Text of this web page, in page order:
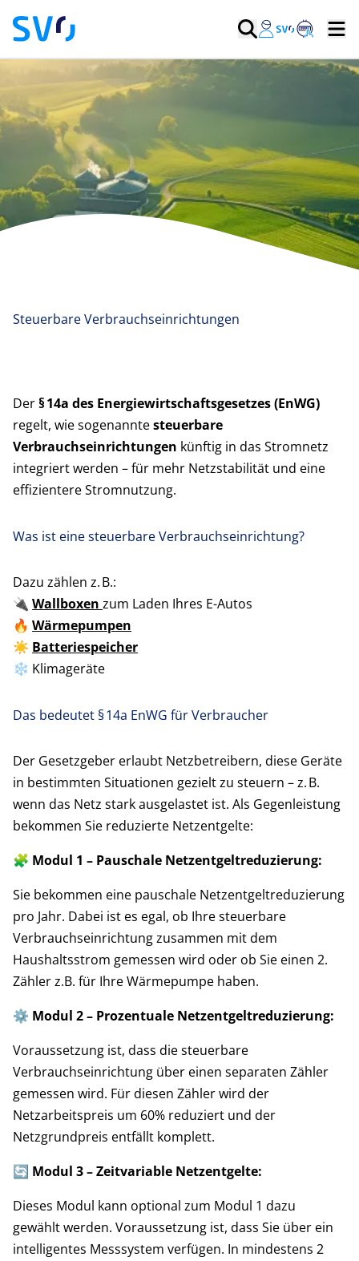
Steuerbare Verbrauchseinrichtungen
Der§ 14a des Energiewirtschaftsgesetzes (EnWG)
regelt, wie sogenanntesteuerbare
Verbrauchseinrichtungen künftig in das Stromnetz
integriert werden – für mehr Netzstabilität und eine
effizientere Stromnutzung.
Was ist eine steuerbare Verbrauchseinrichtung?
Dazu zählen z. B.:
🔌Wallboxenzum Laden Ihres E-Autos
🔥Wärmepumpen
☀️ Batteriespeicher
❄️ Klimageräte
Das bedeutet § 14a EnWG für Verbraucher
Der Gesetzgeber erlaubt Netzbetreibern, diese Geräte
in bestimmten Situationen gezielt zu steuern – z. B.
wenn das Netz stark ausgelastet ist. Als Gegenleistung
bekommen Sie reduzierte Netzentgelte:
🧩 Modul 1 – Pauschale Netzentgeltreduzierung:
Sie bekommen eine pauschale Netzentgeltreduzierung
pro Jahr. Dabei ist es egal, ob Ihre steuerbare
Verbrauchseinrichtung zusammen mit dem
Haushaltsstrom gemessen wird oder ob Sie einen 2.
Zähler z.B. für Ihre Wärmepumpe haben.
⚙️ Modul 2 – Prozentuale Netzentgeltreduzierung:
Voraussetzung ist, dass die steuerbare
Verbrauchseinrichtung über einen separaten Zähler
gemessen wird. Für diesen Zähler wird der
Netzarbeitspreis um 60% reduziert und der
Netzgrundpreis entfällt komplett.
🔄 Modul 3 – Zeitvariable Netzentgelte:
Dieses Modul kann optional zum Modul 1 dazu
gewählt werden. Voraussetzung ist, dass Sie über ein
intelligentes Messsystem verfügen. In mindestens 2